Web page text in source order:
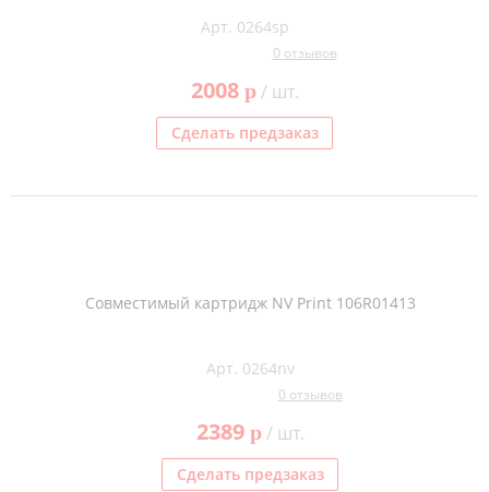
Арт. 0264sp
0 отзывов
2008 p/ шт.
Сделать предзаказ
Совместимый картридж NV Print 106R01413
Арт. 0264nv
0 отзывов
2389 p/ шт.
Сделать предзаказ